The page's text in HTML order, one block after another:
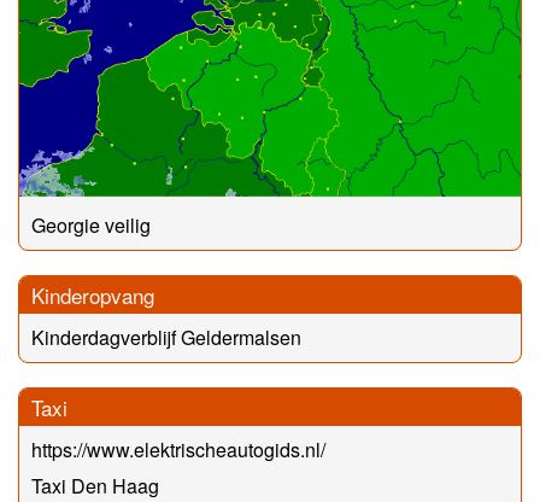
Georgie veilig
Kinderopvang
Kinderdagverblijf Geldermalsen
Taxi
https://www.elektrischeautogids.nl/
Taxi Den Haag